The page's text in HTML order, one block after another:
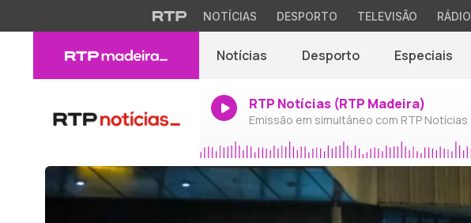
NOTÍCIAS DESPORTO TELEVISÃO RÁDIO
Notícias Desporto Especiais
RTP Notícias (RTP Madeira)
Emissão em simultâneo com RTP Notícias